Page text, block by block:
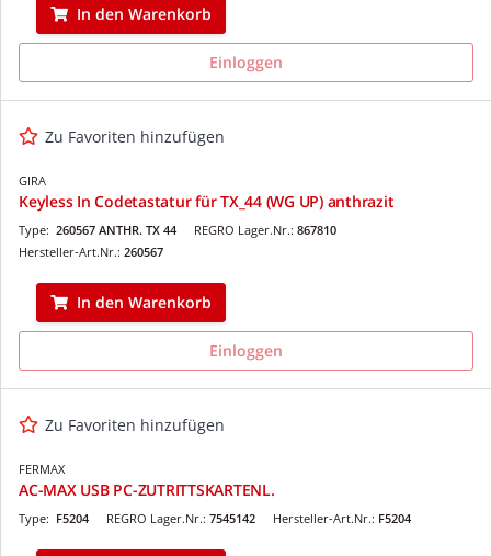
In den Warenkorb
Einloggen
Zu Favoriten hinzufügen
GIRA
Keyless In Codetastatur für TX_44 (WG UP) anthrazit
REGRO Lager.Nr.: 867810
Type: 260567 ANTHR. TX 44
Hersteller-Art.Nr.: 260567
In den Warenkorb
Einloggen
Zu Favoriten hinzufügen
FERMAX
AC-MAX USB PC-ZUTRITTSKARTENL.
REGRO Lager.Nr.: 7545142
Type: F5204 Hersteller-Art.Nr.: F5204